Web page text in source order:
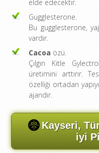
elde edecektir.
Gugglesterone.
Bu gugglesterone,
vardır.
Cacoa özü.
Çılgın Kitle
üretimini arttırır.
özelliği ortadan
ajandır.
Kayseri,
iyi